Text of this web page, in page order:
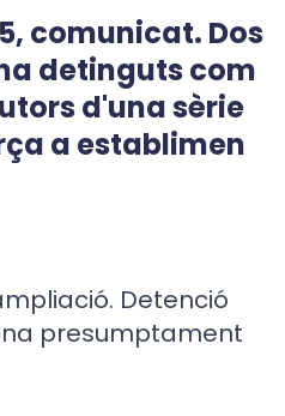
comunicat. Dos
detinguts com
d'una sèrie
a establimen
Detenció
presumptament